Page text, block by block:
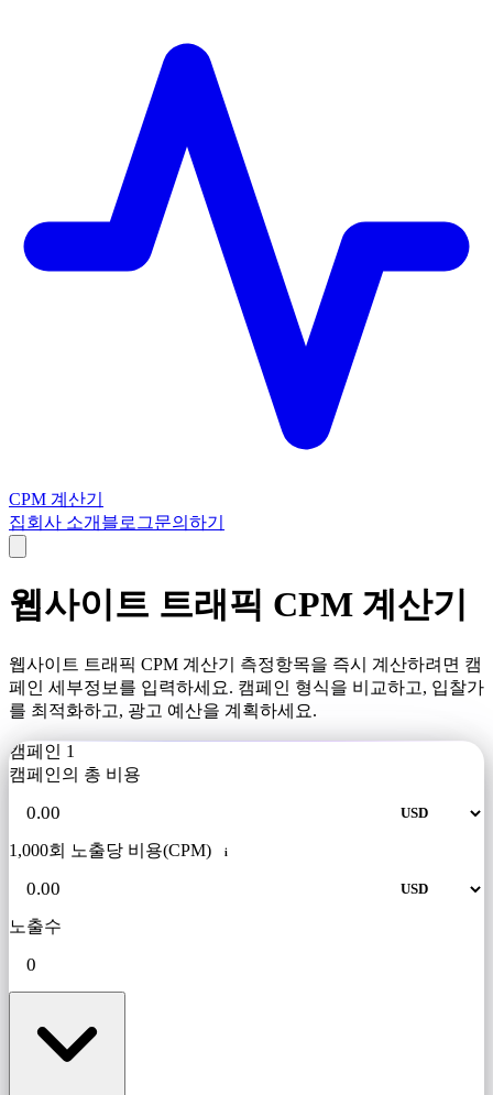
CPM 계산기
집회사 소개 블로그문의하기
웹사이트 트래픽 CPM 계산기
웹사이트 트래픽 CPM 계산기 측정항목을 즉시 계산하려면 캠
페인 세부정보를 입력하세요. 캠페인 형식을 비교하고, 입찰가
를 최적화하고, 광고 예산을 계획하세요.
캠페인 1
캠페인의 총 비용
1,000회 노출당 비용(CPM) i
노출수